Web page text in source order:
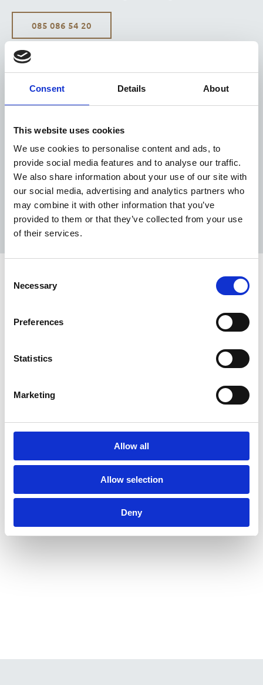
Consent Details About
This website uses cookies
We use cookies to personalise content and ads, to
provide social media features and to analyse our traffic.
We also share information about your use of our site with
our social media, advertising and analytics partners who
may combine it with other information that you’ve
provided to them or that they’ve collected from your use
of their services.
Selection
Necessary
Preferences
Statistics
Marketing
Allow all
Allow selection
Deny
085 086 54 20